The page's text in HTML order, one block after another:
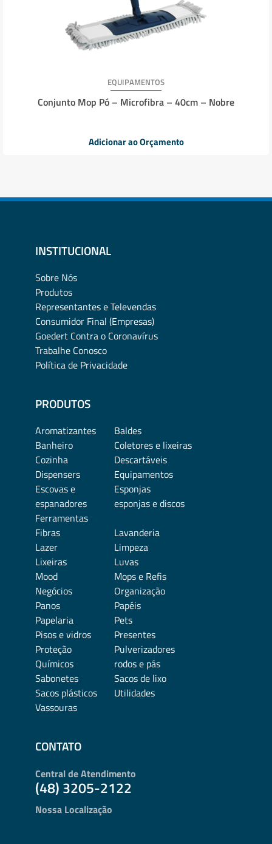
EQUIPAMENTOS
Conjunto Mop Pó – Microfibra – 40cm – Nobre
Adicionar ao Orçamento
INSTITUCIONAL
Sobre Nós
Produtos
Representantes e Televendas
Consumidor Final (Empresas)
Goedert Contra o Coronavírus
Trabalhe Conosco
Política de Privacidade
PRODUTOS
Aromatizantes
Baldes
Banheiro
Coletores e lixeiras
Cozinha
Descartáveis
Dispensers
Equipamentos
Escovas e
espanadores
Esponjas
esponjas e discos
Ferramentas
Fibras
Lavanderia
Lazer
Limpeza
Lixeiras
Luvas
Mood
Mops e Refis
Negócios
Organização
Panos
Papéis
Papelaria
Pets
Pisos e vidros
Presentes
Proteção
Pulverizadores
Químicos
rodos e pás
Sabonetes
Sacos de lixo
Sacos plásticos
Utilidades
Vassouras
CONTATO
Central de Atendimento
(48) 3205-2122
Nossa Localização